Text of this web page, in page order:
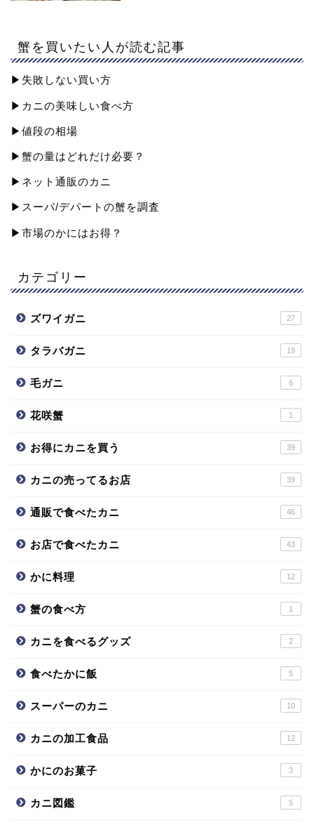
蟹を買いたい人が読む記事
▶︎失敗しない買い方
▶︎カニの美味しい食べ方
▶︎値段の相場
▶︎蟹の量はどれだけ必要？
▶︎ネット通販のカニ
▶︎スーパ/デパートの蟹を調査
▶︎市場のかにはお得？
カテゴリー
ズワイガニ 27
タラバガニ 19
毛ガニ 6
花咲蟹 1
お得にカニを買う 39
カニの売ってるお店 39
通販で食べたカニ 46
お店で食べたカニ 43
かに料理 12
蟹の食べ方 1
カニを食べるグッズ 2
食べたかに飯 5
スーパーのカニ 10
カニの加工食品 12
かにのお菓子 3
カニ図鑑 5